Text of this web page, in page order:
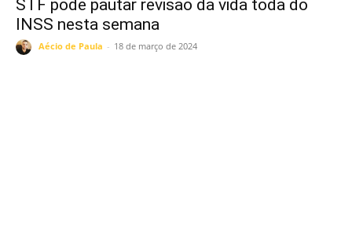
STF pode pautar revisão da vida toda do
INSS nesta semana
Aécio de Paula - 18 de março de 2024